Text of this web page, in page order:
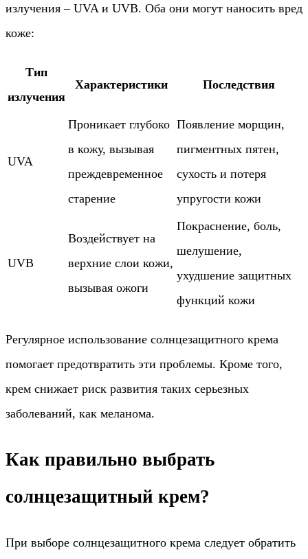
излучения – UVA и UVB. Оба они могут наносить вред
коже:
Тип
излучения
Характеристики Последствия
UVA
Проникает глубоко
в кожу, вызывая
преждевременное
старение
Появление морщин,
пигментных пятен,
сухость и потеря
упругости кожи
UVB
Воздействует на
верхние слои кожи,
вызывая ожоги
Покраснение, боль,
шелушение,
ухудшение защитных
функций кожи
Регулярное использование солнцезащитного крема
помогает предотвратить эти проблемы. Кроме того,
крем снижает риск развития таких серьезных
заболеваний, как меланома.
Как правильно выбрать
солнцезащитный крем?
При выборе солнцезащитного крема следует обратить